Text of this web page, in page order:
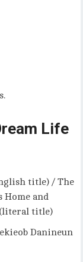
Life
title) / The
Home and
(literal title)
Danineun